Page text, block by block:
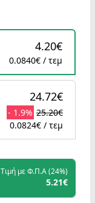
4.20€
0.0840€ / τεμ
24.72€
- 1.9% 25.20€
0.0824€ / τεμ
Τιμή με Φ.Π.Α (24%)
5.21€